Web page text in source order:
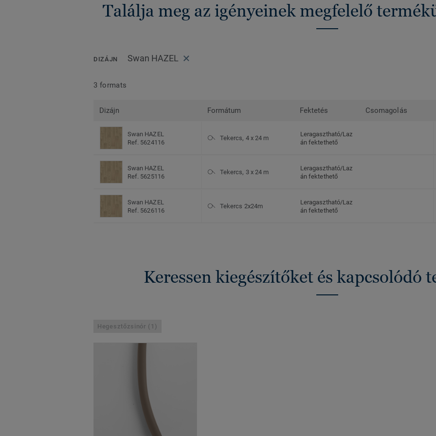
Találja meg az igényeinek megfelelő
DIZÁJN Swan HAZEL
3 formats
Dizájn Formátum Fektetés Csomagolás
Swan HAZEL
Ref. 5624116
Tekercs, 4 x 24 m
Leragasztható/Laz
án fektethető
Swan HAZEL
Ref. 5625116
Tekercs, 3 x 24 m
Leragasztható/Laz
án fektethető
Swan HAZEL
Ref. 5626116
Tekercs 2x24m
Leragasztható/Laz
án fektethető
Keressen kiegészítőket és kapcsolódó
Hegesztőzsinór (1)